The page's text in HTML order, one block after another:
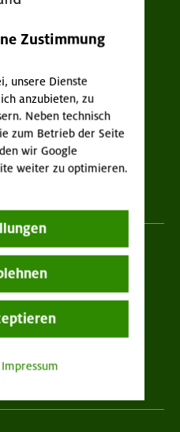
Zustimmung
unsere Dienste
anzubieten, zu
Neben technisch
zum Betrieb der Seite
wir Google
weiter zu optimieren.
Impressum